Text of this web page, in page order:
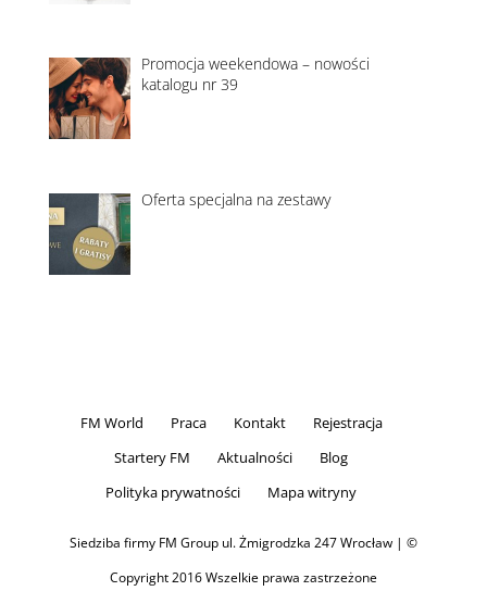
Promocja weekendowa – nowości
katalogu nr 39
Oferta specjalna na zestawy
FM World Praca Kontakt
Rejestracja
Startery FM
Aktualności
Blog
Polityka prywatności
Mapa witryny
Siedziba firmy FM Group ul. Żmigrodzka 247 Wrocław | ©
Copyright 2016 Wszelkie prawa zastrzeżone